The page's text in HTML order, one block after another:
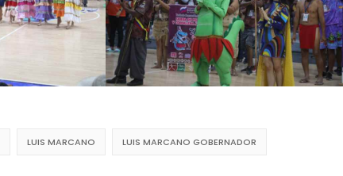
LUIS MARCANO LUIS MARCANO GOBERNADOR